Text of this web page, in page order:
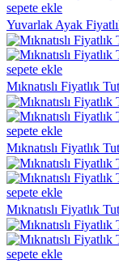
sepete ekle
Yuvarlak Ayak
sepete ekle
Mıknatıslı Fiyatlık
sepete ekle
Mıknatıslı Fiyatlık
sepete ekle
Mıknatıslı Fiyatlık
sepete ekle